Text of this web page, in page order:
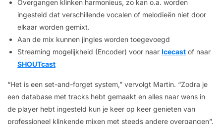
Overgangen klinken harmonieus, zo kan o.a. worden
ingesteld dat verschillende vocalen of melodieën niet door
elkaar worden gemixt.
Aan de mix kunnen jingles worden toegevoegd
Streaming mogelijkheid (Encoder) voor naar Icecast of naar
SHOUTcast
“Het is een set-and-forget system,” vervolgt Martin. “Zodra je
een database met tracks hebt gemaakt en alles naar wens in
de player hebt ingesteld kun je keer op keer genieten van
professioneel klinkende mixen met steeds andere overgangen”.